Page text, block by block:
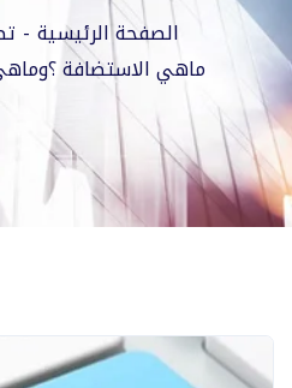
الصفحة الرئيسية
ماهي الاستضافة